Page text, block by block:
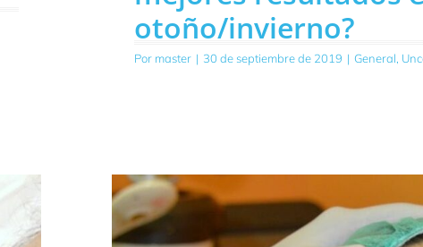
otoño/invierno?
Por master | 30 de septiembre de 2019 | General